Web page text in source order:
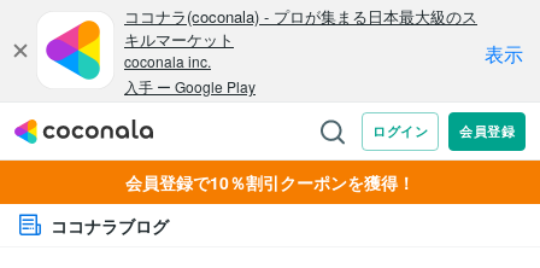
会員登録で10％割引クーポンを獲得！
ココナラブログ